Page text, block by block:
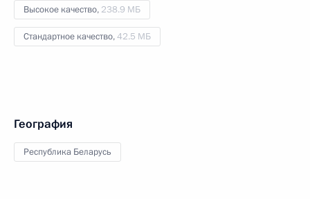
Высокое качество, 238.9 МБ
Стандартное качество,42.5 МБ
География
Республика Беларусь